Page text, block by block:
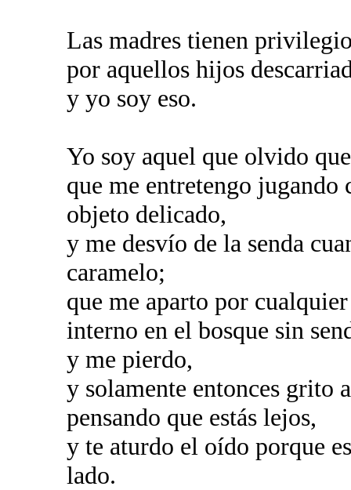
Las madres tienen
por aquellos hijos
y yo soy eso.
Yo soy aquel que olvido
que me entretengo
objeto delicado,
y me desvío de la senda
caramelo;
que me aparto por
interno en el bosque sin
y me pierdo,
y solamente entonces grito
pensando que estás lejos,
y te aturdo el oído porque
lado.